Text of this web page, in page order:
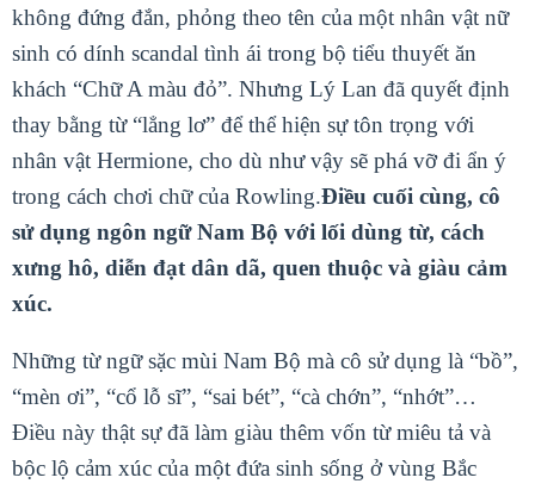
không đứng đắn, phỏng theo tên của một nhân vật nữ
sinh có dính scandal tình ái trong bộ tiểu thuyết ăn
khách “Chữ A màu đỏ”. Nhưng Lý Lan đã quyết định
thay bằng từ “lẳng lơ” để thể hiện sự tôn trọng với
nhân vật Hermione, cho dù như vậy sẽ phá vỡ đi ẩn ý
trong cách chơi chữ của Rowling.Điều cuối cùng, cô
sử dụng ngôn ngữ Nam Bộ với lối dùng từ, cách
xưng hô, diễn đạt dân dã, quen thuộc và giàu cảm
xúc.
Những từ ngữ sặc mùi Nam Bộ mà cô sử dụng là “bồ”,
“mèn ơi”, “cổ lỗ sĩ”, “sai bét”, “cà chớn”, “nhớt”…
Điều này thật sự đã làm giàu thêm vốn từ miêu tả và
bộc lộ cảm xúc của một đứa sinh sống ở vùng Bắc